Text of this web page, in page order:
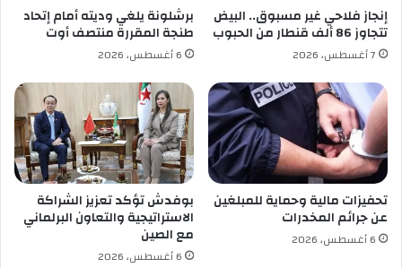
ل
ا
ل
م
ر
ت
ب
ة
ا
ل
ث
ا
ا
ل
م
ب
ذ
و
ل
ة
ف
ي
م
ج
ا
إنجاز فلاحي غير مسبوق.. البيض
تتجاوز 86 ألف قنطار من الحبوب
7 أغسطس، 2026
برشلونة يلغي وديته أمام إتحاد
طنجة المقررة منتصف أوت
6 أغسطس، 2026
تحفيزات مالية وحماية للمبلغين
عن جرائم المخدرات
6 أغسطس، 2026
بوفدش تؤكد تعزيز الشراكة
الاستراتيجية والتعاون البرلماني
مع الصين
6 أغسطس، 2026